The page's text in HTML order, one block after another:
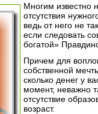
Многим известно
отсутствия
ведь от него не
если следовать
богатой»
Причем для
собственной
сколько денег у
момент, неважно
отсутствие
возраст.